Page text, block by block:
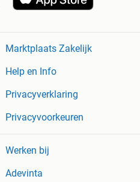
Marktplaats Zakelijk
Help en Info
Privacyverklaring
Privacyvoorkeuren
Werken bij
Adevinta